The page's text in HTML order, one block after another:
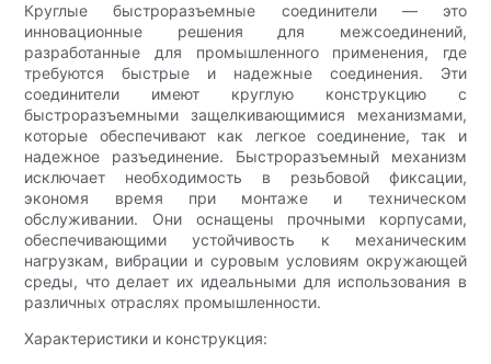
Круглые быстроразъемные соединители — это
инновационные решения для межсоединений,
разработанные для промышленного применения, где
требуются быстрые и надежные соединения. Эти
соединители имеют круглую конструкцию с
быстроразъемными защелкивающимися механизмами,
которые обеспечивают как легкое соединение, так и
надежное разъединение. Быстроразъемный механизм
исключает необходимость в резьбовой фиксации,
экономя время при монтаже и техническом
обслуживании. Они оснащены прочными корпусами,
обеспечивающими устойчивость к механическим
нагрузкам, вибрации и суровым условиям окружающей
среды, что делает их идеальными для использования в
различных отраслях промышленности.
Характеристики и конструкция: